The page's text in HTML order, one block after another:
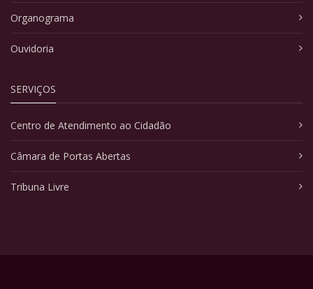
Organograma
Ouvidoria
SERVIÇOS
Centro de Atendimento ao Cidadão
Câmara de Portas Abertas
Tribuna Livre